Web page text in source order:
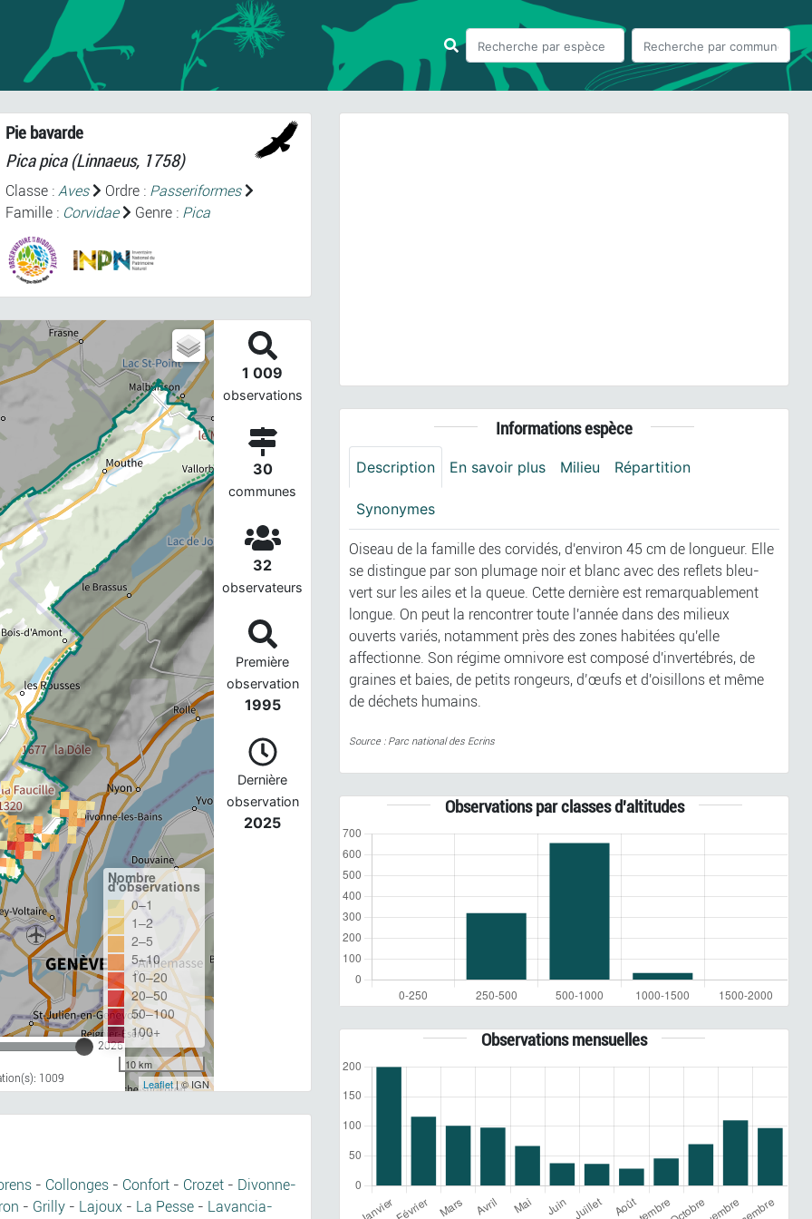
Pie bavarde
Pica pica(Linnaeus, 1758)
Classe : Aves Ordre : Passeriformes
Famille : Corvidae Genre : Pica
2026
1009
Nombre
d'observations
0–1
1–2
2–5
5–10
10–20
20–50
50–100
100+
10 km
Leaflet| © IGN
1 009
observations
30
communes
32
observateurs
Première
observation
1995
Dernière
observation
2025
- Collonges - Confort - Crozet - Divonne-
- Grilly - Lajoux - La Pesse - Lavancia-
Informations espèce
Description En savoir plus Milieu Répartition
Synonymes
Oiseau de la famille des corvidés, d'environ 45 cm de longueur. Elle
se distingue par son plumage noir et blanc avec des reflets bleu-
vert sur les ailes et la queue. Cette dernière est remarquablement
longue. On peut la rencontrer toute l'année dans des milieux
ouverts variés, notamment près des zones habitées qu'elle
affectionne. Son régime omnivore est composé d'invertébrés, de
graines et baies, de petits rongeurs, d’œufs et d'oisillons et même
de déchets humains.
Source : Parc national des Ecrins
Observations par classes d'altitudes
Observations mensuelles